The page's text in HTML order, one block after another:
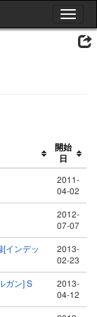
Toggle
開始
日
2011-
04-02
2012-
07-07
[インデッ
2013-
02-23
ガン] S
2013-
04-12